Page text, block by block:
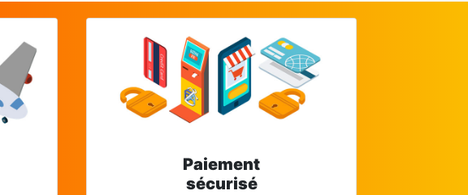
Paiement
sécurisé